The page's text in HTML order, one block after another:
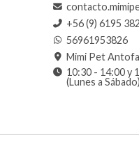
+56 (9) 6195
56961953826
Mimi Pet
10:30 - 14:00 y
(Lunes a Sábado)